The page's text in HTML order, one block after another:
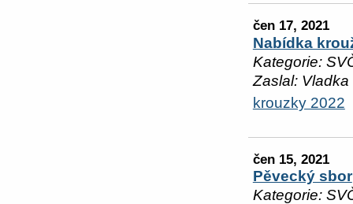
čen 17, 2021
Nabídka
Kategorie:
Zaslal: Vladka
krouzky 2022
čen 15, 2021
Pěvecký sbor
Kategorie: